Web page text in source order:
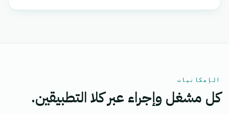
الإمكانيات
كل مشغل وإجراء عبر كلا التطبيقين.